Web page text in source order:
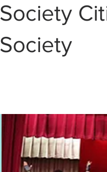
Society
Society